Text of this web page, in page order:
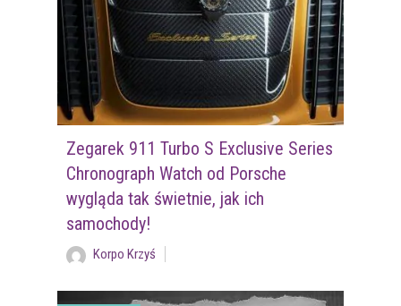
Zegarek 911 Turbo S Exclusive Series
Chronograph Watch od Porsche
wygląda tak świetnie, jak ich
samochody!
Korpo Krzyś